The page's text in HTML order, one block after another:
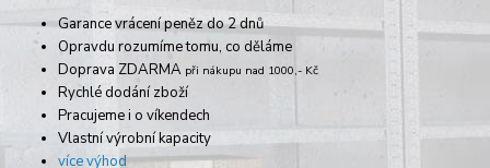
Garance vrácení peněz do 2 dnů
Opravdu rozumíme tomu, co děláme
Doprava ZDARMA při nákupu nad 1000,- Kč
Rychlé dodání zboží
Pracujeme i o víkendech
Vlastní výrobní kapacity
více výhod